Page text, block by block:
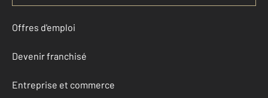
Offres d'emploi
Devenir franchisé
Entreprise et commerce